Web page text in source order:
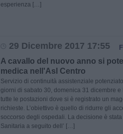
esperienza […]
29 Dicembre 2017 17:55
A cavallo del nuovo anno si
medica nell'Asl Centro
Servizio di continuità assistenziale
giorni di sabato 30, domenica 31 dicembre
tutte le postazioni dove si è registrato un
richieste. L’obiettivo è quello di ridurre gli
soccorso degli ospedali. La decisione è
Sanitaria a seguito dell’ […]